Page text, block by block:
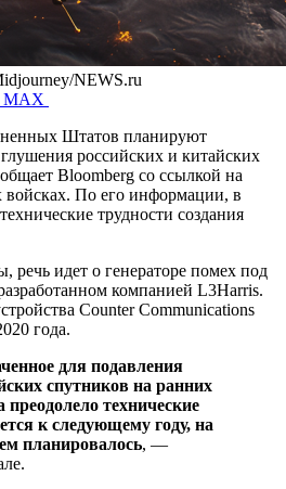
NEWS.ru
MAX
Штатов планируют
российских и китайских
Bloomberg со ссылкой на
войсках. По его информации, в
трудности создания
речь идет о генераторе помех под
компанией L3Harris.
Counter Communications
года.
для подавления
спутников на ранних
технические
к следующему году, на
планировалось, —